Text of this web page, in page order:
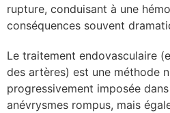
d’info
rupture, conduisant à une
conséquences souvent
Le traitement endovasculaire
des artères) est une méthode
progressivement imposée
anévrysmes rompus, mais